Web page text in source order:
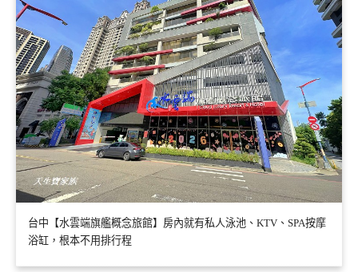
台中【水雲端旗艦概念旅館】房內就有私人泳池、KTV、SPA按摩
浴缸，根本不用排行程